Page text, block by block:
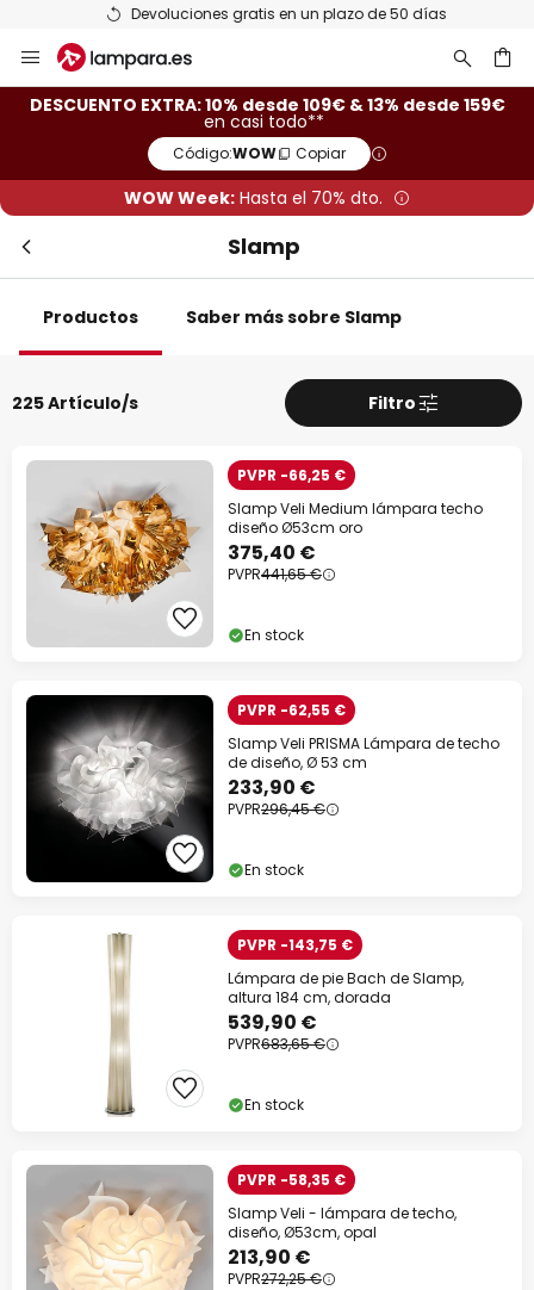
Devoluciones gratis en un plazo de 50 días
al
contenido
DESCUENTO EXTRA: 10% desde 109€ & 13% desde 159€
en casi todo**
Código:WOW Copiar
WOW Week: Hasta el 70% dto.
Slamp
Productos Saber más sobre Slamp
225 Artículo/s Filtro
PVPR -66,25 €
Slamp Veli Medium lámpara techo
diseño Ø53cm oro
375,40 €
PVPR441,65 €
En stock
PVPR -62,55 €
Slamp Veli PRISMA Lámpara de techo
de diseño, Ø 53 cm
233,90 €
PVPR296,45 €
En stock
PVPR -143,75 €
Lámpara de pie Bach de Slamp,
altura 184 cm, dorada
539,90 €
PVPR683,65 €
En stock
PVPR -58,35 €
Slamp Veli - lámpara de techo,
diseño, Ø53cm, opal
213,90 €
PVPR272,25 €
Descuento extra
desde 109 €
-13% EXTRA.desde 159 €
en casi todo*
Código descuento:WOW
Ahorra ahora